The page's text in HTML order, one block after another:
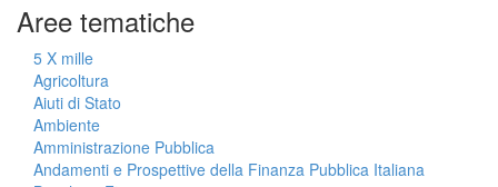
Aree tematiche
5 X mille
Agricoltura
Aiuti di Stato
Ambiente
Amministrazione Pubblica
Andamenti e Prospettive della Finanza Pubblica Italiana